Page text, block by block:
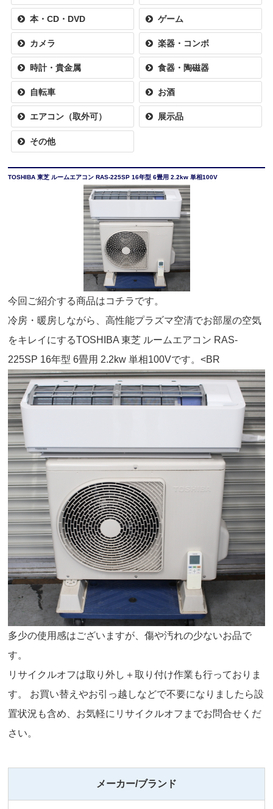
本・CD・DVD ゲーム
カメラ 楽器・コンボ
時計・貴金属 食器・陶磁器
自転車 お酒
エアコン（取外可） 展示品
その他
TOSHIBA 東芝 ルームエアコン RAS-225SP 16年型 6畳用 2.2kw 単相100V
今回ご紹介する商品はコチラです。
冷房・暖房しながら、高性能プラズマ空清でお部屋の空気
をキレイにするTOSHIBA 東芝 ルームエアコン RAS-
225SP 16年型 6畳用 2.2kw 単相100Vです。<BR
多少の使用感はございますが、傷や汚れの少ないお品で
す。
リサイクルオフは取り外し＋取り付け作業も行っておりま
す。 お買い替えやお引っ越しなどで不要になりましたら設
置状況も含め、お気軽にリサイクルオフまでお問合せくだ
さい。
メーカー/ブランド